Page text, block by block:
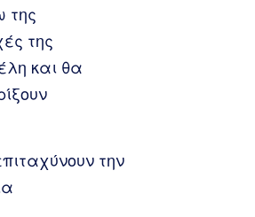
της
της
και θα
την